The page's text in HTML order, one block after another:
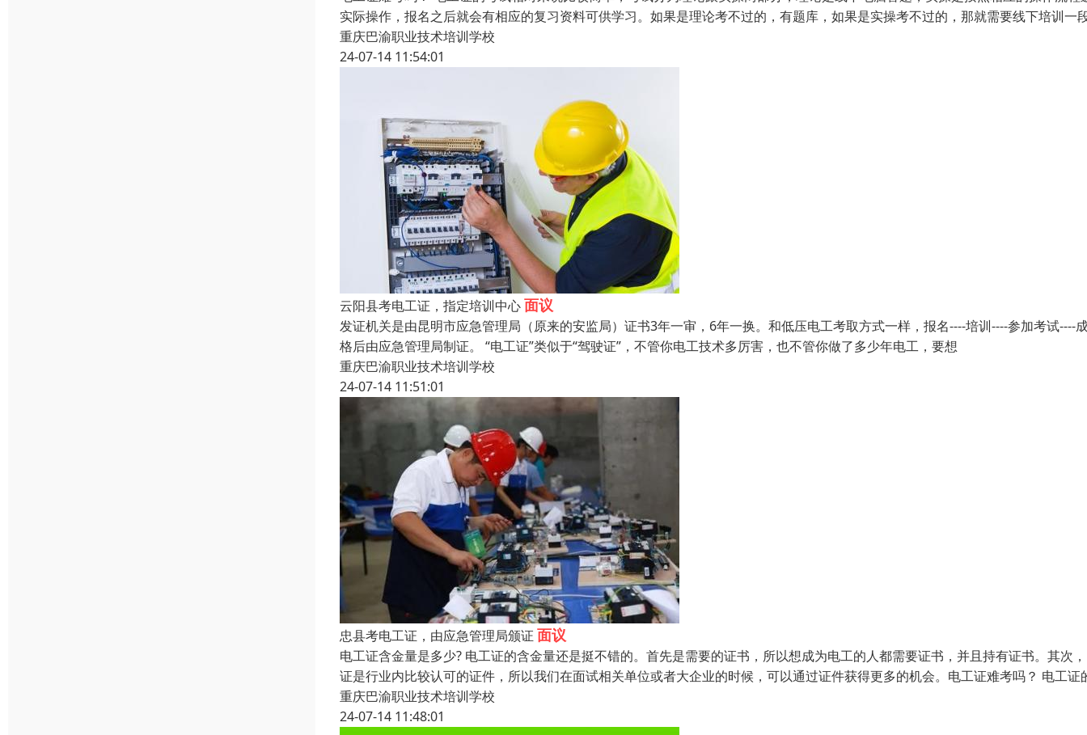
实际操作，报名之后就会有相应的复习资料可供学习。如果是理论考不过的，有题库，如果是实操考不过的，那就需要线下培训一
重庆巴渝职业技术培训学校
24-07-14 11:54:01
云阳县考电工证，指定培训中心面议
发证机关是由昆明市应急管理局（原来的安监局）证书3年一审，6年一换。和低压电工考取方式一样，报名----培训----参加考试----
格后由应急管理局制证。 “电工证”类似于“驾驶证”，不管你电工技术多厉害，也不管你做了多少年电工，要想
重庆巴渝职业技术培训学校
24-07-14 11:51:01
忠县考电工证，由应急管理局颁证 面议
电工证含金量是多少? 电工证的含金量还是挺不错的。首先是需要的证书，所以想成为电工的人都需要证书，并且持有证书。其次
证是行业内比较认可的证件，所以我们在面试相关单位或者大企业的时候，可以通过证件获得更多的机会。电工证难考吗？ 电工证
重庆巴渝职业技术培训学校
24-07-14 11:48:01